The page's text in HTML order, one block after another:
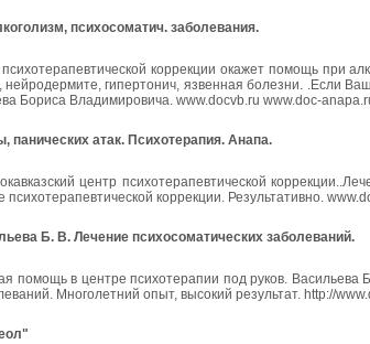
психосоматич. заболевания.
коррекции окажет помощь при
нейродермите, гипертонич, язвенная болезни. .Если
Бориса Владимировича. www.docvb.ru www.doc-
панических атак. Психотерапия. Анапа.
центр психотерапевтической
психотерапевтической коррекции. Результативно.
Б. В. Лечение психосоматических заболеваний.
помощь в центре психотерапии под руков. Васильева
Многолетний опыт, высокий результат. http://